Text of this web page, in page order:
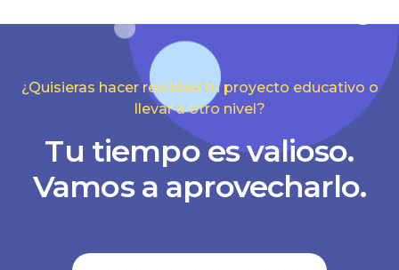
¿Quisieras hacer realidad tu proyecto educativo o
llevar a otro nivel?
Tu tiempo es valioso.
Vamos a aprovecharlo.